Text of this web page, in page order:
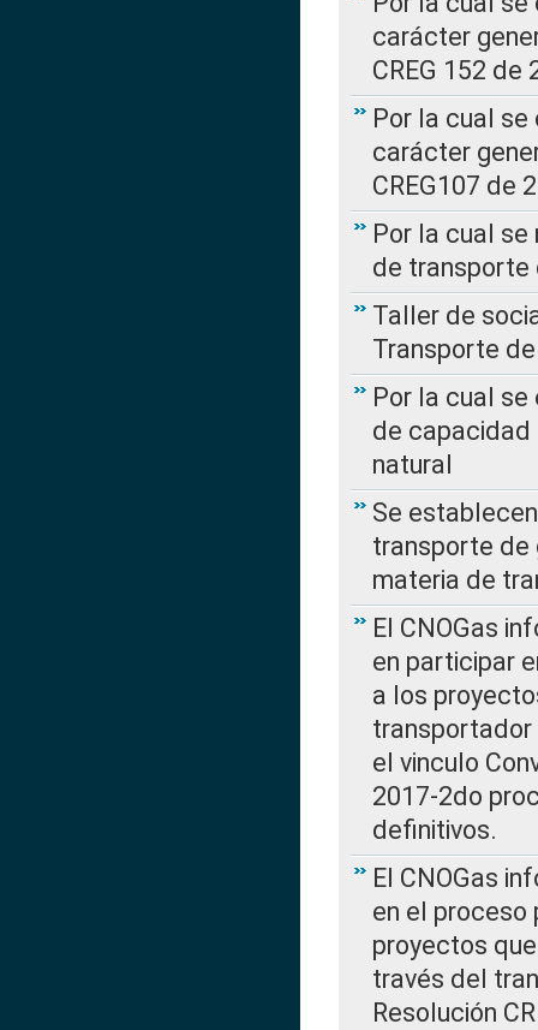
carácter
CREG 152 de
Por la cual
carácter
CREG107 de
Por la cual
de transporte
Taller de
Transporte
Por la cual
de capacidad
natural
Se
transporte de
materia de
El CNOGas
en participar
a los
transportador
el vinculo
2017-2do
definitivos.
El CNOGas
en el proceso
proyectos
través del
Resolución